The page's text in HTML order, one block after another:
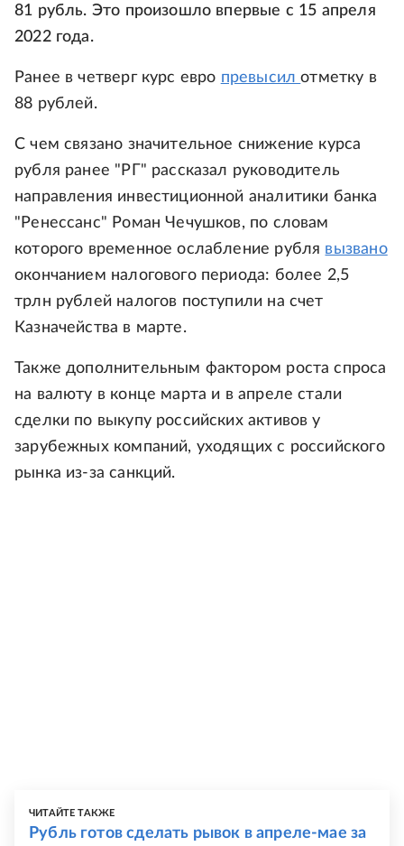
81 рубль. Это произошло впервые с 15 апреля
2022 года.
Ранее в четверг курс евро превысилотметку в
88 рублей.
С чем связано значительное снижение курса
рубля ранее "РГ" рассказал руководитель
направления инвестиционной аналитики банка
"Ренессанс" Роман Чечушков, по словам
которого временное ослабление рубля вызвано
окончанием налогового периода: более 2,5
трлн рублей налогов поступили на счет
Казначейства в марте.
Также дополнительным фактором роста спроса
на валюту в конце марта и в апреле стали
сделки по выкупу российских активов у
зарубежных компаний, уходящих с российского
рынка из-за санкций.
ЧИТАЙТЕ ТАКЖЕ
Рубль готов сделать рывок в апреле-мае за